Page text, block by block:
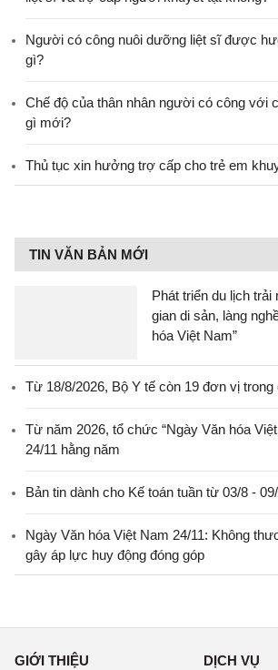
Người có công nuôi dưỡng liệt sĩ được
gì?
Chế độ của thân nhân người có công với
gì mới?
Thủ tục xin hưởng trợ cấp cho trẻ em
TIN VĂN BẢN MỚI
Phát triển du lịch trải
gian di sản, làng
hóa Việt Nam”
Từ 18/8/2026, Bộ Y tế còn 19 đơn vị
Từ năm 2026, tổ chức “Ngày Văn hóa
24/11 hằng năm
Bản tin dành cho Kế toán tuần từ 03/8 -
Ngày Văn hóa Việt Nam 24/11: Không
gây áp lực huy động đóng góp
GIỚI THIỆU DỊCH VỤ